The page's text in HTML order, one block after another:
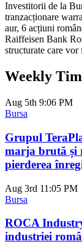
Investitorii de la
tranzacționare
aur, 6 acțiuni
Raiffeisen Bank
structurate care vor
Weekly
Aug 5th 9:06 PM
Bursa
Grupul
marja brută și
pierderea
Aug 3rd 11:05 PM
Bursa
ROCA
industriei